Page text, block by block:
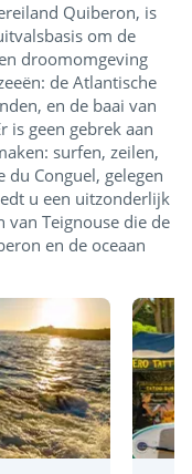
Quiberon, is
om de
droomomgeving
de Atlantische
en de baai van
is geen gebrek aan
surfen, zeilen,
Conguel, gelegen
u een uitzonderlijk
Teignouse die de
en de oceaan